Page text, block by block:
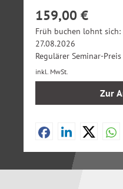
159,00 €
Früh buchen lohnt
27.08.2026
Regulärer Seminar-
inkl. MwSt.
Zur